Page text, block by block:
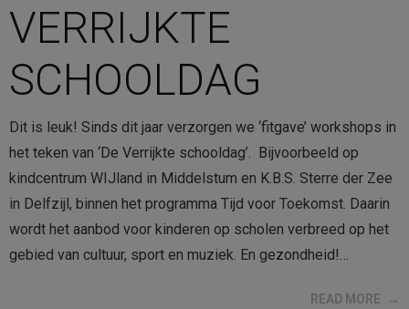
VERRIJKTE
SCHOOLDAG
Dit is leuk! Sinds dit jaar verzorgen we ‘fitgave’ workshops in
het teken van ‘De Verrijkte schooldag’. Bijvoorbeeld op
kindcentrum WIJland in Middelstum en K.B.S. Sterre der Zee
in Delfzijl, binnen het programma Tijd voor Toekomst. Daarin
wordt het aanbod voor kinderen op scholen verbreed op het
gebied van cultuur, sport en muziek. En gezondheid!…
READ MORE